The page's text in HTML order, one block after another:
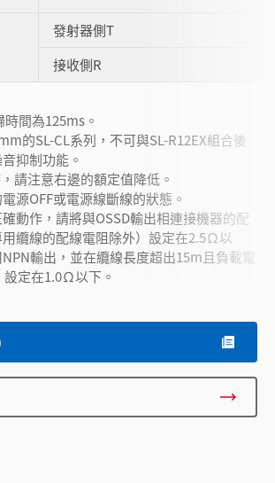
發射器側T
接收側R
間為125ms。
的SL-CL系列，不可與SL-R12EX組合後
抑制功能。
請注意右邊的額定值降低。
源OFF或電源線斷線的狀態。
動作，請將與OSSD輸出相連接機器的配
纜線的配線電阻除外）設定在2.5Ω以
輸出，並在纜線長度超出15m且負載電
定在1.0Ω以下。